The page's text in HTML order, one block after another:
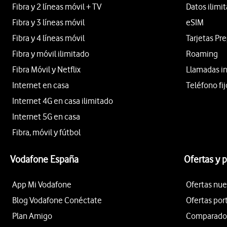
Fibra y 2 líneas móvil + TV
Fibra y 3 líneas móvil
Fibra y 4 líneas móvil
Fibra y móvil ilimitado
Fibra Móvil y Netflix
Internet en casa
Internet 4G en casa ilimitado
Internet 5G en casa
Fibra, móvil y fútbol
Datos
eSIM
Tarjetas
Roaming
Llamadas
Teléfono
Vodafone España
App Mi Vodafone
Blog Vodafone Conéctate
Plan Amigo
Ofertas y
Ofertas
Ofertas